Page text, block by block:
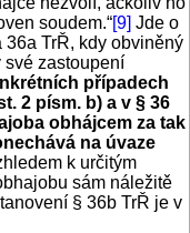
soudem.“[9] Jde o
TrŘ, kdy obviněný
své zastoupení
případech
2 písm. b) a v § 36
obhájcem za tak
na úvaze
k určitým
sám náležitě
§ 36b TrŘ je v